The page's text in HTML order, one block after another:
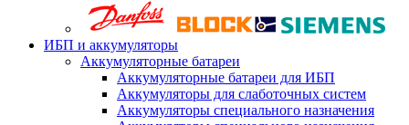
ИБП и аккумуляторы
Аккумуляторные батареи
Аккумуляторные батареи для ИБП
Аккумуляторы для слаботочных систем
Аккумуляторы специального назначения